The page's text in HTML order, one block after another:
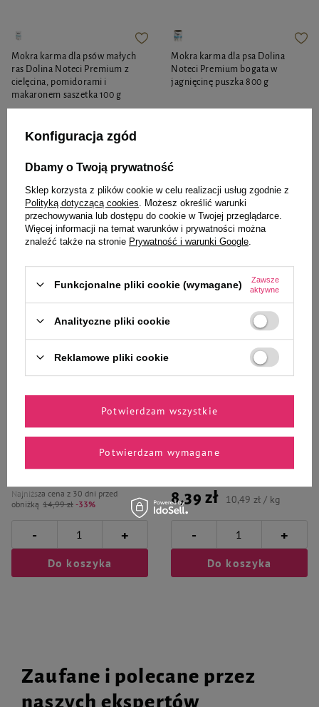
Mokra karma dla psów małych
ras Dolina Noteci Premium z
cielęcina, pomidorami i
makaronem saszetka 100 g
4,11 zł 41,10 zł / kg
- +
Do koszyka
Mokra karma dla psa Dolina
Noteci Premium bogata w
jagnięcinę puszka 800 g
Do koszyka
Wybrane specjalnie dla
Ciebie i Twojego czworonoga
Noteci Premium bogata w
jagnięcinę puszka 800 g EDYCJA
Najniższa cena z 30 dni przed
obniżką 14,99 zł -33%
9,99 zł 12,49 zł / kg
- +
Do koszyka
wołowiną 800 g
8,39 zł 10,49 zł / kg
- +
Do koszyka
Zaufane i polecane przez
naszych ekspertów
Konfiguracja zgód
Dbamy o Twoją prywatność
Sklep korzysta z plików cookie w celu realizacji usług zgodnie z
Polityką dotyczącą cookies . Możesz określić warunki
przechowywania lub dostępu do cookie w Twojej przeglądarce.
Więcej informacji na temat warunków i prywatności można
znaleźć także na stronie Prywatność i warunki Google
Funkcjonalne pliki cookie (wymagane)
Zawsze
aktywne
Analityczne pliki cookie
Reklamowe pliki cookie
Potwierdzam wymagane
Potwierdzam wszystkie